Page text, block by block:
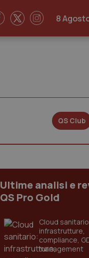
8
QS Club
Ultime analisi e
QS Pro Gold
Cloud
infrastrutture,
compliance,
management